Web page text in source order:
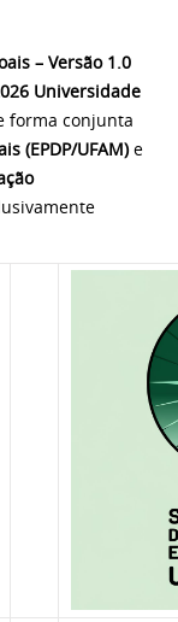
– Versão 1.0
Universidade
forma conjunta
(EPDP/UFAM)e